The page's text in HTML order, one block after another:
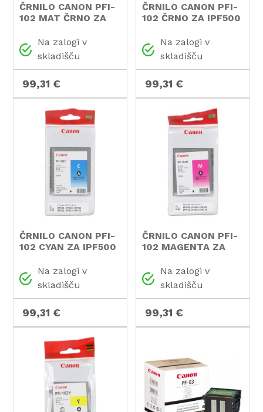
ČRNILO CANON PFI-
102 MAT ČRNO ZA
Na zalogi v
skladišču
99,31 €
ČRNILO CANON PFI-
102 ČRNO ZA IPF500
Na zalogi v
skladišču
99,31 €
ČRNILO CANON PFI-
102 CYAN ZA IPF500
Na zalogi v
skladišču
99,31 €
ČRNILO CANON PFI-
102 MAGENTA ZA
Na zalogi v
skladišču
99,31 €